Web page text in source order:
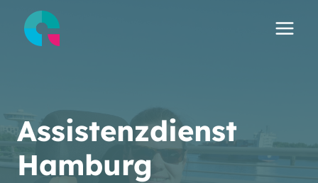
Inhalt
springen
Assistenzdienst
Hamburg